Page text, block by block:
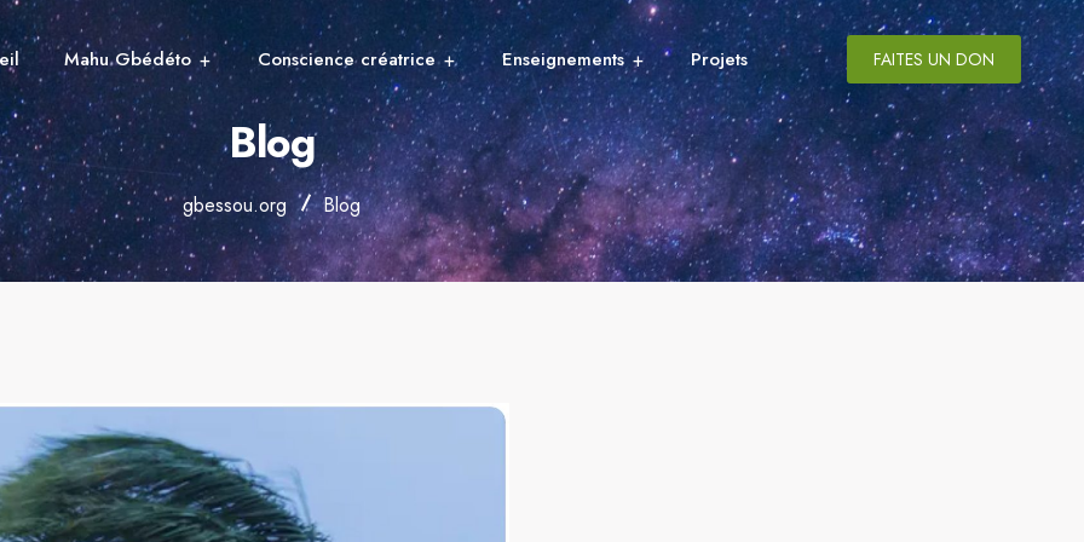
Mahu Gbédéto Conscience créatrice Enseignements Projets FAITES UN DON
Blog
gbessou.org Blog